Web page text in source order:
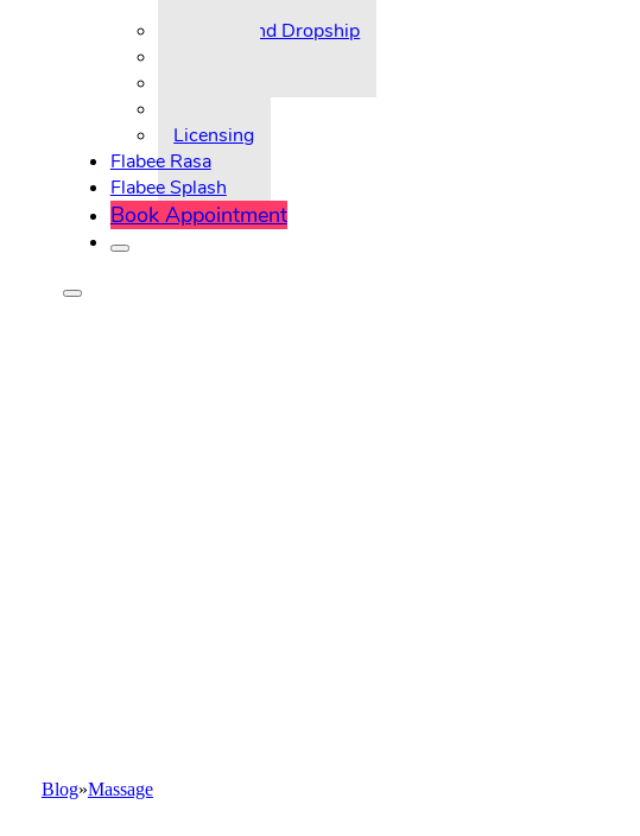
Reseller and Dropship
Licensing
Flabee Rasa
Flabee Splash
Book Appointment
Blog Massage